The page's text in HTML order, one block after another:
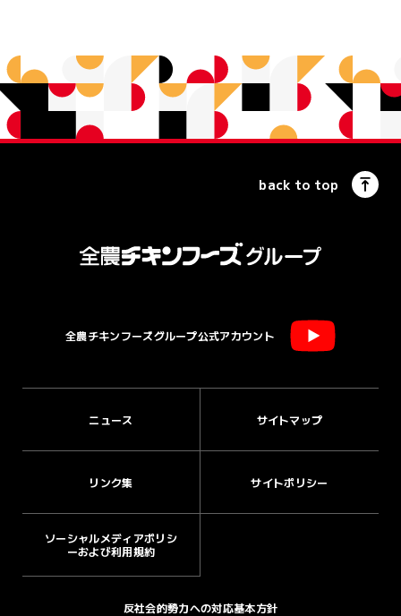
back to top
全農チキンフーズグループ公式アカウント
ニュース サイトマップ
リンク集 サイトポリシー
ソーシャルメディアポリシ
ーおよび利用規約
反社会的勢力への対応基本方針